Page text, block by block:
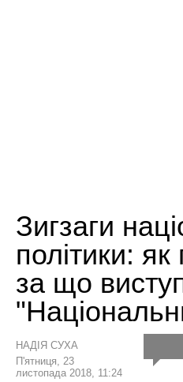
Зигзаги
політики:
за що
НАДІЯ СУХА
П'ятниця, 23
листопада 2018, 11:24